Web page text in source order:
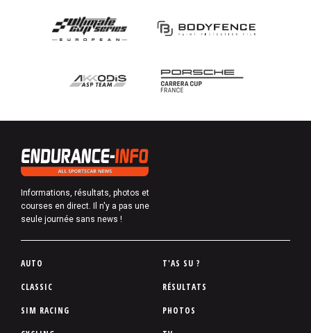
Informations, résultats, photos et
courses en direct. Il n'y a pas une
seule journée sans news !
P
d
d
AUTO
CLASSIC
SIM RACING
T'AS SU ?
RÉSULTATS
PHOTOS